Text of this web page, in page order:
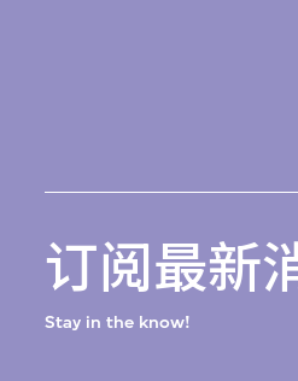
订阅最新
Stay in the know!